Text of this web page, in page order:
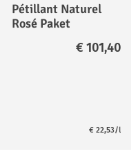
Pétillant Naturel
Rosé Paket
€ 101,40
€ 22,53/l